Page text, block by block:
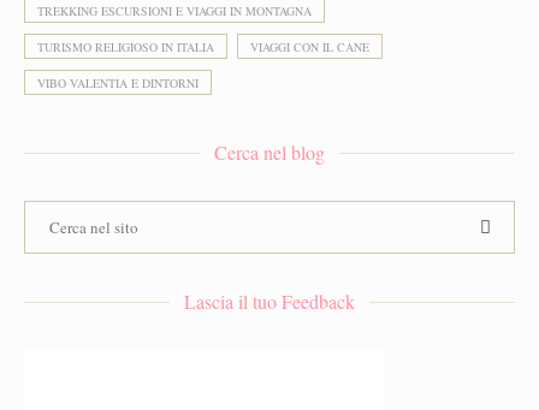
TREKKING ESCURSIONI E VIAGGI IN MONTAGNA
TURISMO RELIGIOSO IN ITALIA VIAGGI CON IL CANE
VIBO VALENTIA E DINTORNI
Cerca nel blog
Lascia il tuo Feedback